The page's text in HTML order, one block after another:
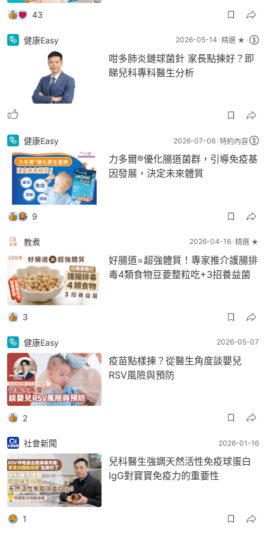
43
健康Easy 2026-05-14 精選 ★
咁多肺炎鏈球菌針 家長點揀好？即
睇兒科專科醫生分析
健康Easy 2026-07-06 特約內容
力多爾®優化腸道菌群，引導免疫基
因發展，決定未來體質
9
教煮 2026-04-16 精選 ★
好腸道=超強體質！專家推介護腸排
毒4類食物豆要整粒吃+3招養益菌
3
健康Easy 2026-05-07
疫苗點樣揀？從醫生角度談嬰兒
RSV風險與預防
2
社會新聞 2026-01-16
兒科醫生強調天然活性免疫球蛋白
IgG對寶寶免疫力的重要性
1